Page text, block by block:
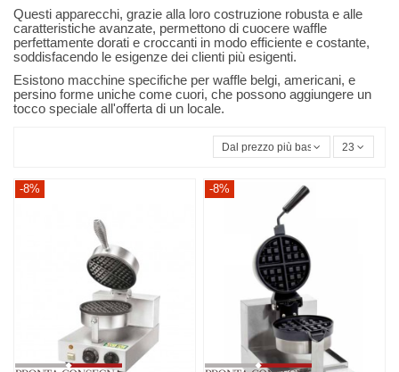
Questi apparecchi, grazie alla loro costruzione robusta e alle
caratteristiche avanzate, permettono di cuocere waffle
perfettamente dorati e croccanti in modo efficiente e costante,
soddisfacendo le esigenze dei clienti più esigenti.
Esistono macchine specifiche per waffle belgi, americani, e
persino forme uniche come cuori, che possono aggiungere un
tocco speciale all'offerta di un locale.
Dal prezzo più basso 23
-8% -8%